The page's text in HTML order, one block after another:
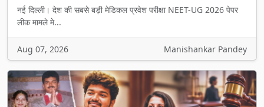
नई दिल्ली। देश की सबसे बड़ी मेडिकल प्रवेश परीक्षा NEET-UG 2026 पेपर
लीक मामले मे...
Aug 07, 2026 Manishankar Pandey